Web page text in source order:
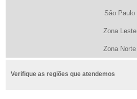
São Paulo
Zona Leste
Zona Norte
Verifique as regiões que atendemos